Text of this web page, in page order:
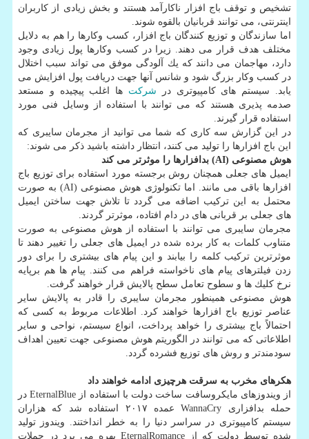
تشخیص و توقف باج افزار ناكارآمد هستند و بخش زیادی از كاربران
اینترنتی، می توانند قربانیان بالقوه شوند.
اما سازندگان و توزیع كنندگان باج افزار، كسب وكارها را هم به دلایل
مختلف هدف قرار می دهند. زیرا در كسب وكارها پول زیادی وجود
دارد، مهاجمان می دانند كه یك آلودگی موفق می تواند سبب اختلال
در كسب وكار بزرگ شود و شانس آنها جهت دریافت پول افزایش می
یابد. سیستم های كامپیوتری در شركت ها اغلب پیچیده و مستعد
صدمه پذیری هستند كه می توانند با استفاده از وسایل فنی مورد
استفاده قرار گیرند.
در این گزارش سه كاری كه شما می توانید از مجرمان سایبری كه
این باج افزارها را تولید می كنند، انتظار داشته باشید ذكر می شوند:
هوش مصنوعی (AI) بدافزارها را موثرتر می كند
ایمیل های جعلی همچنان روش برجسته مورد استفاده برای توزیع باج
افزارها باقی می مانند. اما تكنولوژی هوش مصنوعی (AI) به صورت
محتمل به این تركیب اضافه می گردد تا تلاش جهت ساختن ایمیل
های جعلی بر قربانی های در دام افتاده، موثرتر گردند.
مجرمان سایبری می توانند با استفاده از هوش مصنوعی به صورت
متناوب كلمات به كار برده شده در ایمیل های جعلی را تغییر دهند تا
موثرترین تركیب كلمه را بیابند و این پیام های بیشتری را برای دور
زدن فیلترهای پیام های ناخواسته فراهم می كنند. پیام ها هم برپایه
نرخ كلیك ها و سطوح تعامل سطح پالایش قرار خواهند گرفت.
هوش مصنوعی همینطور مجرمان سایبری را قادر به پالایش سایر
عناصر توزیع باج افزارها خواهند كرد. اطلاعات مربوط به كسی كه
احتمالاً باج بیشتری را خواهد پرداخت، انواع سیستم، نواحی و سایر
اطلاعاتی كه می توانند در الگوریتم هوش مصنوعی جهت تعیین اهداف
سودمندتر و روش های توزیع فشرده گردد.
هكرهای مخرب به سرقت هرچیزی ادامه خواهند داد
از ویندوزهای مایكروسافت ساخت دولت با استفاده از EternalBlue در
حمله بدافزاری WannaCry عمده ۲۰۱۷ استفاده شد كه هزاران
سیستم كامپیوتری در سراسر دنیا را به خطر انداختند. ویندوز تولید
شده توسط دولت كه از EternalRomance بهره می برد در حملات